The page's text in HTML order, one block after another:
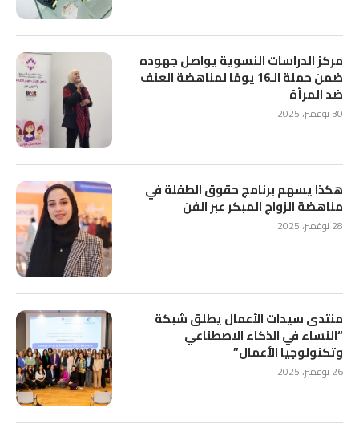
مركز الدراسات النسوية يواصل جهوده
ضمن حملة الـ16 يومًا لمناهضة العنف
ضد المرأة
30 نوفمبر، 2025
هكذا يسهم برنامج حقوق الطفلة في
مناهضة الزواج المبكر عبر الفن
28 نوفمبر، 2025
منتدى سيدات الأعمال يطلق شبكة
“النساء في الذكاء الاصطناعي
وتكنولوجيا الأعمال”
26 نوفمبر، 2025